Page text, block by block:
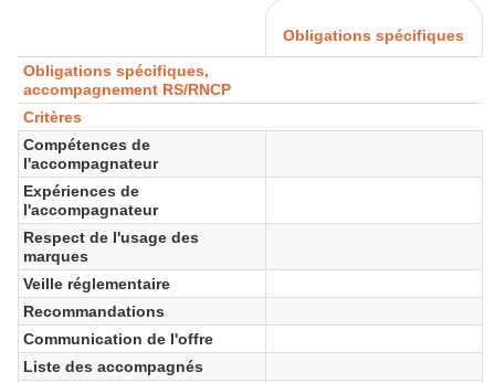
Obligations spécifiques
Obligations spécifiques,
accompagnement RS/RNCP
Critères
Compétences de
l'accompagnateur
Expériences de
l'accompagnateur
Respect de l'usage des
marques
Veille réglementaire
Recommandations
Communication de l'offre
Liste des accompagnés